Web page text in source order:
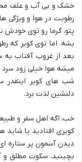
خشک و بی آب و علف
رطوبت در هوا و
پتو، گرما رو توی
بشه. اما توی کویر که
بعد از غروب آفتاب
میشه هوا خیلی زود سرد
شب های کویر
دلنشین لذت برد.
خب، اگه اهل سفر و
کویری افتادید یا شاید
دیدن آسمون پر ستاره
بچینید، سکوت مطلق و